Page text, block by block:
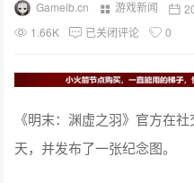
Gameib.cn 游戏新闻
1.66K
已关闭评论 0
《明末：渊虚之羽》官方在
天，并发布了一张纪念图。